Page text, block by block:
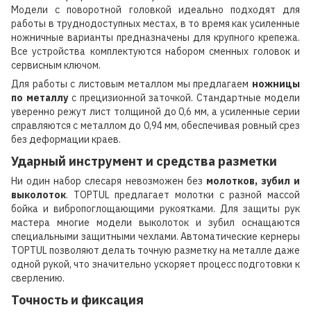
Модели с поворотной головкой идеально подходят для
работы в труднодоступных местах, в то время как усиленные
ножничные варианты предназначены для крупного крепежа.
Все устройства комплектуются набором сменных головок и
сервисным ключом.
Для работы с листовым металлом мы предлагаем ножницы
по металлус прецизионной заточкой. Стандартные модели
уверенно режут лист толщиной до 0,6 мм, а усиленные серии
справляются с металлом до 0,94 мм, обеспечивая ровный срез
без деформации краев.
Ударный инструмент и средства разметки
Ни один набор слесаря невозможен без молотков, зубил и
выколоток. TOPTUL предлагает молотки с разной массой
бойка и вибропоглощающими рукоятками. Для защиты рук
мастера многие модели выколоток и зубил оснащаются
специальными защитными чехлами. Автоматические кернеры
TOPTUL позволяют делать точную разметку на металле даже
одной рукой, что значительно ускоряет процесс подготовки к
сверлению.
Точность и фиксация